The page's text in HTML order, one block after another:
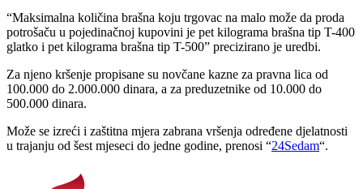
“Maksimalna količina brašna koju trgovac na malo može da proda
potrošaču u pojedinačnoj kupovini je pet kilograma brašna tip T-400
glatko i pet kilograma brašna tip T-500” precizirano je uredbi.
Za njeno kršenje propisane su novčane kazne za pravna lica od
100.000 do 2.000.000 dinara, a za preduzetnike od 10.000 do
500.000 dinara.
Može se izreći i zaštitna mjera zabrana vršenja određene djelatnosti
u trajanju od šest mjeseci do jedne godine, prenosi “24Sedam“.